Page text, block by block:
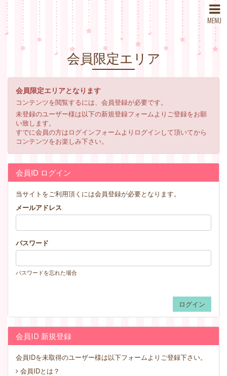
MENU
会員限定エリア
会員限定エリアとなります
コンテンツを閲覧するには、会員登録が必要です。
未登録のユーザー様は以下の新規登録フォームよりご登録をお願
い致します。
すでに会員の方はログインフォームよりログインして頂いてから
コンテンツをお楽しみ下さい。
会員ID ログイン
当サイトをご利用頂くには会員登録が必要となります。
メールアドレス
パスワード
パスワードを忘れた場合
会員ID 新規登録
会員IDを未取得のユーザー様は以下フォームよりご登録下さい。
会員IDとは？